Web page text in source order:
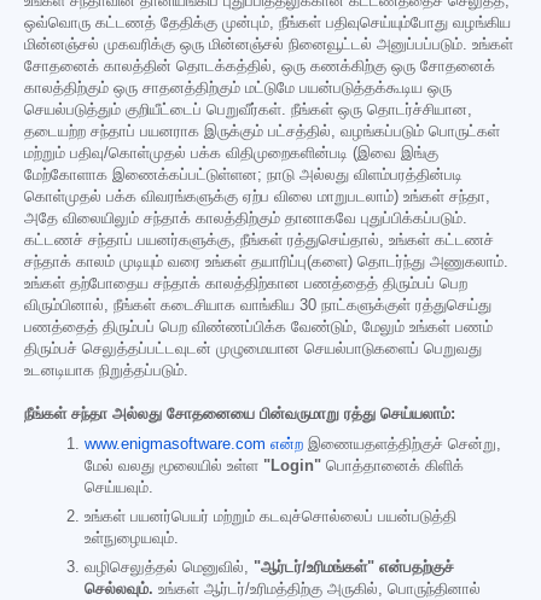
ஒவ்வொரு கட்டணத் தேதிக்கு முன்பும், நீங்கள் பதிவுசெய்யும்போது வழங்கிய
மின்னஞ்சல் முகவரிக்கு ஒரு மின்னஞ்சல் நினைவூட்டல் அனுப்பப்படும். உங்கள்
சோதனைக் காலத்தின் தொடக்கத்தில், ஒரு கணக்கிற்கு ஒரு சோதனைக்
காலத்திற்கும் ஒரு சாதனத்திற்கும் மட்டுமே பயன்படுத்தக்கூடிய ஒரு
செயல்படுத்தும் குறியீட்டைப் பெறுவீர்கள். நீங்கள் ஒரு தொடர்ச்சியான,
தடையற்ற சந்தாப் பயனராக இருக்கும் பட்சத்தில், வழங்கப்படும் பொருட்கள்
மற்றும் பதிவு/கொள்முதல் பக்க விதிமுறைகளின்படி (இவை இங்கு
மேற்கோளாக இணைக்கப்பட்டுள்ளன; நாடு அல்லது விளம்பரத்தின்படி
கொள்முதல் பக்க விவரங்களுக்கு ஏற்ப விலை மாறுபடலாம்) உங்கள் சந்தா,
அதே விலையிலும் சந்தாக் காலத்திற்கும் தானாகவே புதுப்பிக்கப்படும்.
கட்டணச் சந்தாப் பயனர்களுக்கு, நீங்கள் ரத்துசெய்தால், உங்கள் கட்டணச்
சந்தாக் காலம் முடியும் வரை உங்கள் தயாரிப்பு(களை) தொடர்ந்து அணுகலாம்.
உங்கள் தற்போதைய சந்தாக் காலத்திற்கான பணத்தைத் திரும்பப் பெற
விரும்பினால், நீங்கள் கடைசியாக வாங்கிய 30 நாட்களுக்குள் ரத்துசெய்து
பணத்தைத் திரும்பப் பெற விண்ணப்பிக்க வேண்டும், மேலும் உங்கள் பணம்
திரும்பச் செலுத்தப்பட்டவுடன் முழுமையான செயல்பாடுகளைப் பெறுவது
உடனடியாக நிறுத்தப்படும்.
நீங்கள் சந்தா அல்லது சோதனையை பின்வருமாறு ரத்து செய்யலாம்:
www.enigmasoftware.com என்ற இணையதளத்திற்குச் சென்று,
மேல் வலது மூலையில் உள்ள "Login" பொத்தானைக் கிளிக்
செய்யவும்.
உங்கள் பயனர்பெயர் மற்றும் கடவுச்சொல்லைப் பயன்படுத்தி
உள்நுழையவும்.
வழிசெலுத்தல் மெனுவில், "ஆர்டர்/உரிமங்கள்" என்பதற்குச்
செல்லவும். உங்கள் ஆர்டர்/உரிமத்திற்கு அருகில், பொருந்தினால்